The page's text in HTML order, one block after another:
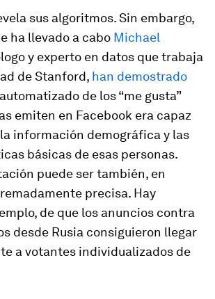
sus algoritmos. Sin embargo,
ha llevado a cabo Michael
y experto en datos que trabaja
de Stanford, han demostrado
de los “me gusta”
emiten en Facebook era capaz
información demográfica y las
básicas de esas personas.
puede ser también, en
precisa. Hay
de que los anuncios contra
desde Rusia consiguieron llegar
a votantes individualizados de